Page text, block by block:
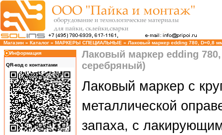
Магазин » Каталог » МАРКЕРЫ СПЕЦИАЛЬНЫЕ » Лаковый маркер edding 780, D=0,8
Информация
QR-код с контактами
Лаковый маркер edding
серебряный)
Лаковый маркер с
металлической
запаха, с